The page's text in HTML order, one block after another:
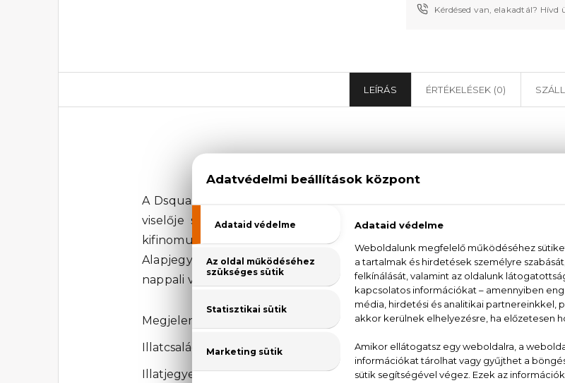
Kérdésed van, elakadtál?
LEÍRÁS ÉRTÉKELÉSEK (0)
A Dsquared2 Red Wood Eau De Parfum női parfüm fiatal és
viselője szenvedéllyel él. A meglepően friss fejjegyek a rózsaszín
kifinomult érintésével, kiegészítve a rózsa és a magnólia
Alapjegyei a pézsma, a borostyánfa és a cédrusfa érzéki, vibráló
nappali viseletre, nyári, és tavaszi időjárásban, könnyed, gyümölcsös
Megjelenési év: 2019
Illatcsalád: Virágos-fás
Illatjegyek: rózsabors, vörös áfonya, licsi, rózsa, magnólia, pézsma, ámbrafa,